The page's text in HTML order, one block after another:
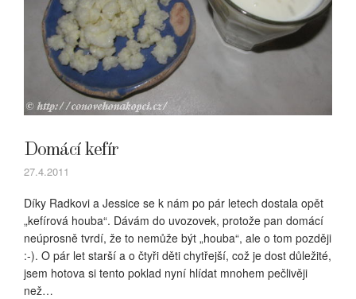
Domácí kefír
27.4.2011
Díky Radkovi a Jessice se k nám po pár letech dostala opět
„kefírová houba“. Dávám do uvozovek, protože pan domácí
neúprosně tvrdí, že to nemůže být „houba“, ale o tom později
:-). O pár let starší a o čtyři děti chytřejší, což je dost důležité,
jsem hotova si tento poklad nyní hlídat mnohem pečlivěji
než…